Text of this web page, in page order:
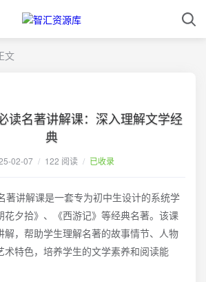
文
读名著讲解课：深入理解文学经
典
02-07 / 122 阅读 / 已收录
著讲解课是一套专为初中生设计的系统学
花夕拾》、《西游记》等经典名著。该课
解，帮助学生理解名著的故事情节、人物
术特色，培养学生的文学素养和阅读能